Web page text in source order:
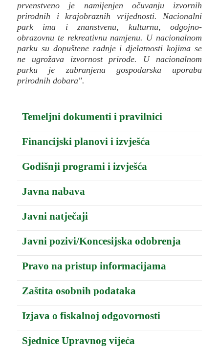
prvenstveno je namijenjen očuvanju izvornih
prirodnih i krajobraznih vrijednosti. Nacionalni
park ima i znanstvenu, kulturnu, odgojno-
obrazovnu te rekreativnu namjenu. U nacionalnom
parku su dopuštene radnje i djelatnosti kojima se
ne ugrožava izvornost prirode. U nacionalnom
parku je zabranjena gospodarska uporaba
prirodnih dobara".
Temeljni dokumenti i pravilnici
Financijski planovi i izvješća
Godišnji programi i izvješća
Javna nabava
Javni natječaji
Javni pozivi/Koncesijska odobrenja
Pravo na pristup informacijama
Zaštita osobnih podataka
Izjava o fiskalnoj odgovornosti
Sjednice Upravnog vijeća